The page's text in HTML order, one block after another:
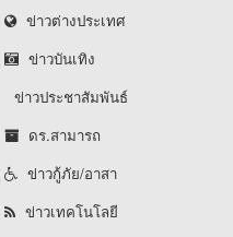
ข่าวต่างประเทศ
ข่าวบันเทิง
ข่าวประชาสัมพันธ์
ดร.สามารถ
ข่าวกู้ภัย/อาสา
ข่าวเทคโนโลยี